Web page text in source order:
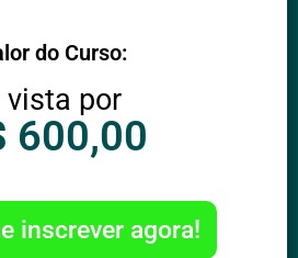
do Curso:
vista por
600,00
inscrever agora!